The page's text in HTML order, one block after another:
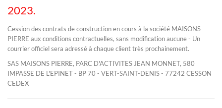
2023.
Cession des contrats de construction en cours à la société MAISONS
PIERRE aux conditions contractuelles, sans modification aucune - Un
courrier officiel sera adressé à chaque client très prochainement.
SAS MAISONS PIERRE, PARC D'ACTIVITES JEAN MONNET, 580
IMPASSE DE L'EPINET - BP 70 - VERT-SAINT-DENIS - 77242 CESSON
CEDEX